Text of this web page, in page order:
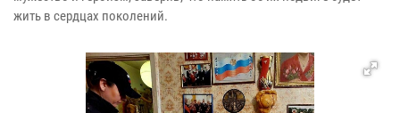
жить в сердцах поколений.